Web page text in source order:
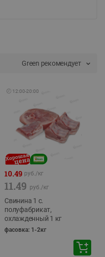
Green рекомендует
🕘 12:00-20:00
10.49 руб./кг
11.49 руб./кг
Свинина 1 с.
полуфабрикат,
охлажденный 1 кг
фасовка: 1-2кг